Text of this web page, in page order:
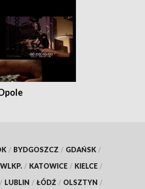
/ BYDGOSZCZ / GDAŃSK /
/ KATOWICE / KIELCE /
/ LUBLIN / ŁÓDŹ / OLSZTYN /